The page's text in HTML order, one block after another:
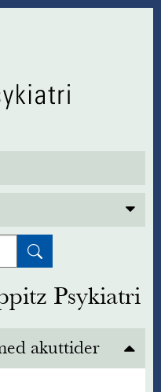
Psykiatri
akuttider